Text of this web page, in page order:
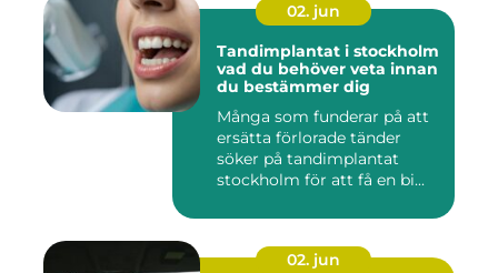
02. jun
Tandimplantat i stockholm
vad du behöver veta innan
du bestämmer dig
Många som funderar på att
ersätta förlorade tänder
söker på tandimplantat
stockholm för att få en bi...
02. jun